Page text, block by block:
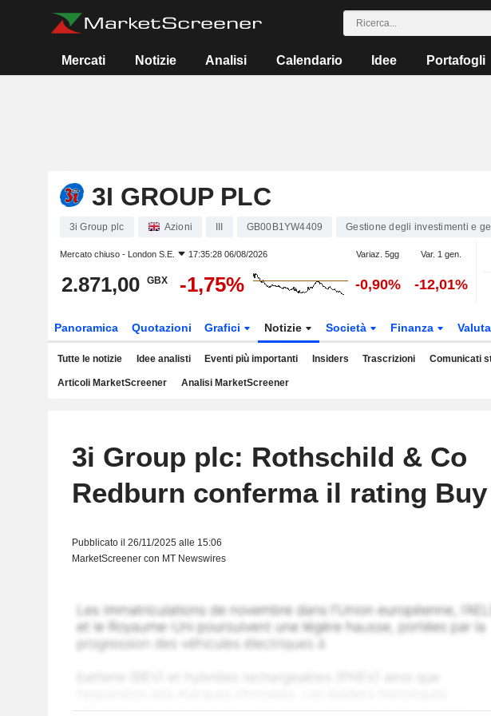
Mercati Notizie Analisi Calendario Idee Portafogli
3I GROUP PLC
3i Group plc Azioni GB00B1YW4409 Gestione degli investimenti e
Mercato chiuso - London S.E. 17:35:28 06/08/2026 Variaz. 5gg Var. 1 gen.
2.871,00 GBX -1,75% -0,90% -12,01%
Panoramica Quotazioni Grafici Notizie Società Finanza
Tutte le notizie Idee analisti Eventi più importanti Insiders Trascrizioni Comunicati
Articoli MarketScreener Analisi MarketScreener
3i Group plc: Rothschild & Co
Redburn conferma il rating Buy
Pubblicato il 26/11/2025 alle 15:06
MarketScreener con MT Newswires